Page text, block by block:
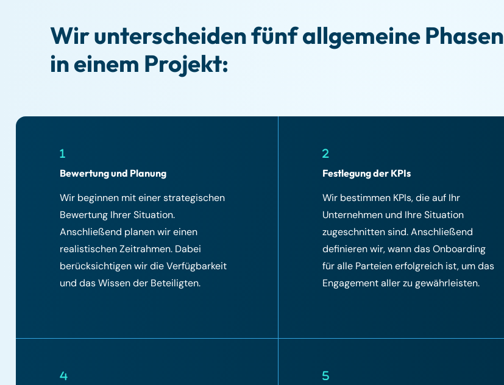
Wir unterscheiden fünf allgemeine Phasen
in einem Projekt:
Bewertung und Planung
Wir beginnen mit einer strategischen
Bewertung Ihrer Situation.
Anschließend planen wir einen
realistischen Zeitrahmen. Dabei
berücksichtigen wir die Verfügbarkeit
und das Wissen der Beteiligten.
Festlegung der KPIs
Wir bestimmen KPIs, die auf Ihr
Unternehmen und Ihre Situation
zugeschnitten sind. Anschließend
definieren wir, wann das Onboarding
für alle Parteien erfolgreich ist, um das
Engagement aller zu gewährleisten.